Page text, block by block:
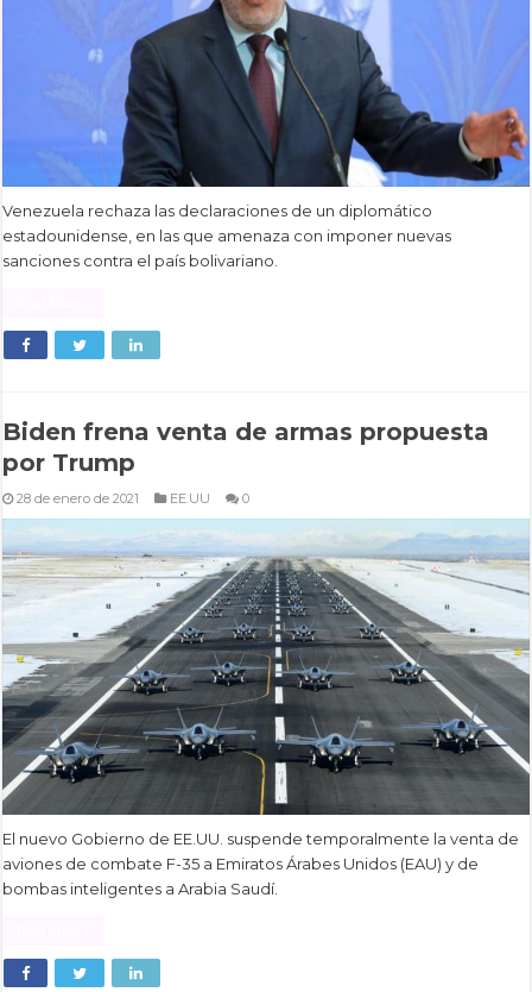
Venezuela rechaza las declaraciones de un diplomático
estadounidense, en las que amenaza con imponer nuevas
sanciones contra el país bolivariano.
Biden frena venta de armas propuesta
por Trump
28 de enero de 2021 EE.UU 0
El nuevo Gobierno de EE.UU. suspende temporalmente la venta de
aviones de combate F-35 a Emiratos Árabes Unidos (EAU) y de
bombas inteligentes a Arabia Saudí.